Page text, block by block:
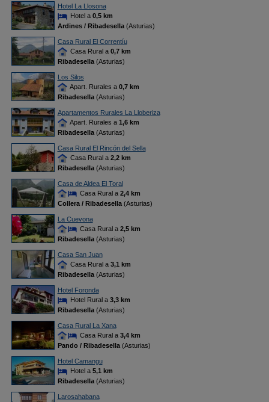
Hotel La Llosona
Hotel a 0,5 km
Ardines / Ribadesella(Asturias)
Casa Rural El Correntíu
Casa Rural a 0,7 km
Ribadesella(Asturias)
Los Silos
Apart. Rurales a 0,7 km
Ribadesella(Asturias)
Apartamentos Rurales La Lloberiza
Apart. Rurales a 1,6 km
Ribadesella(Asturias)
Casa Rural El Rincón del Sella
Casa Rural a 2,2 km
Ribadesella(Asturias)
Casa de Aldea El Toral
Casa Rural a 2,4 km
Collera / Ribadesella(Asturias)
La Cuevona
Casa Rural a 2,5 km
Ribadesella(Asturias)
Casa San Juan
Casa Rural a 3,1 km
Ribadesella(Asturias)
Hotel Foronda
Hotel Rural a 3,3 km
Ribadesella(Asturias)
Casa Rural La Xana
Casa Rural a 3,4 km
Pando / Ribadesella(Asturias)
Hotel Camangu
Hotel a 5,1 km
Ribadesella(Asturias)
Larosahabana